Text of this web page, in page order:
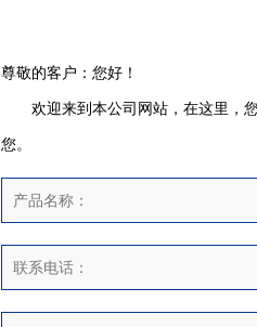
尊敬的客户：您好！
欢迎来到本公司网站，在这里，您
您。